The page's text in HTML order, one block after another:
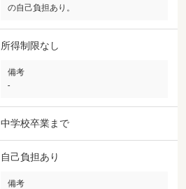
の自己負担あり。
所得制限なし
備考
-
中学校卒業まで
自己負担あり
備考